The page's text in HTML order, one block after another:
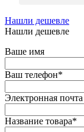
Нашли дешевле
Нашли дешевле
Ваше имя
Ваш телефон*
Электронная почта
Название товара*